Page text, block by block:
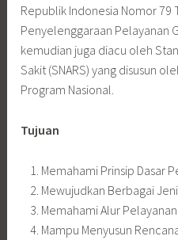
Republik Indonesia Nomor 79
Penyelenggaraan Pelayanan
kemudian juga diacu oleh
Sakit (SNARS) yang disusun
Program Nasional.
Tujuan
Memahami Prinsip Dasar
Mewujudkan Berbagai
Memahami Alur
Mampu Menyusun